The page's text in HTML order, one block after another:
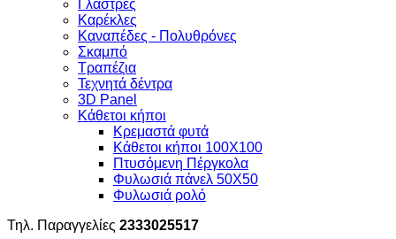
Γλάστρες
Καρέκλες
Καναπέδες - Πολυθρόνες
Σκαμπό
Τραπέζια
Τεχνητά δέντρα
3D Panel
Κάθετοι κήποι
Κρεμαστά φυτά
Κάθετοι κήποι 100Χ100
Πτυσόμενη Πέργκολα
Φυλωσιά πάνελ 50Χ50
Φυλωσιά ρολό
Τηλ. Παραγγελίες 2333025517